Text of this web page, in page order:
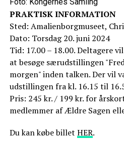
PRAKTISK INFORMATION
Sted: Amalienborgmuseet,
Dato: Torsdag 20. juni 2024
Tid: 17.00 – 18.00. Deltagere
at besøge særudstillingen
morgen" inden talken. Der vil
udstillingen fra kl. 16.15 til
Pris: 245 kr. / 199 kr. for
medlemmer af Ældre Sagen
Du kan købe billet HER.